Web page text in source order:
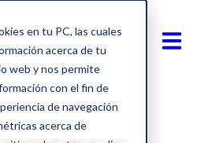
en tu PC, las cuales
acerca de tu
web y nos permite
con el fin de
de navegación
acerca de